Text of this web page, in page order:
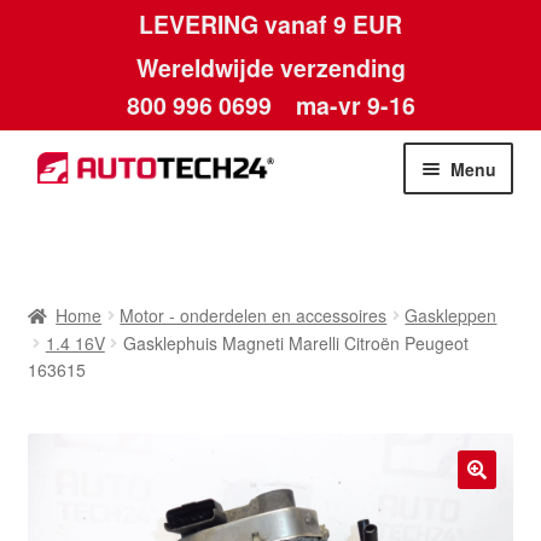
LEVERING vanaf 9 EUR
Wereldwijde verzending
800 996 0699 ma-vr 9-16
Ga
door
Ga
naar
Menu
Algemene voorwaarden
Home Motor - onderdelen en accessoires
Gaskleppen
1.4 16V
Gasklephuis Magneti Marelli Citroën Peugeot
163615